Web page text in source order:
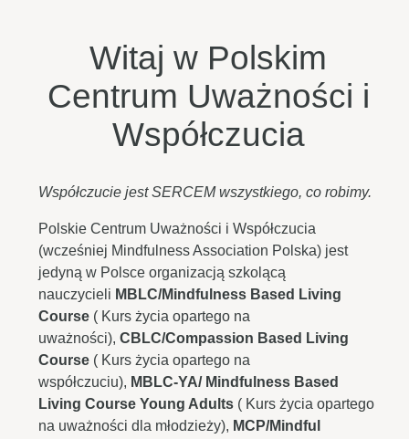
Witaj w Polskim
Centrum Uważności i
Współczucia
Współczucie jest SERCEM wszystkiego, co robimy.
Polskie Centrum Uważności i Współczucia
(wcześniej Mindfulness Association Polska) jest
jedyną w Polsce organizacją szkolącą
nauczycieli MBLC/Mindfulness Based Living
Course ( Kurs życia opartego na
uważności), CBLC/Compassion Based Living
Course ( Kurs życia opartego na
współczuciu), MBLC-YA/ Mindfulness Based
Living Course Young Adults ( Kurs życia opartego
na uważności dla młodzieży), MCP/Mindful